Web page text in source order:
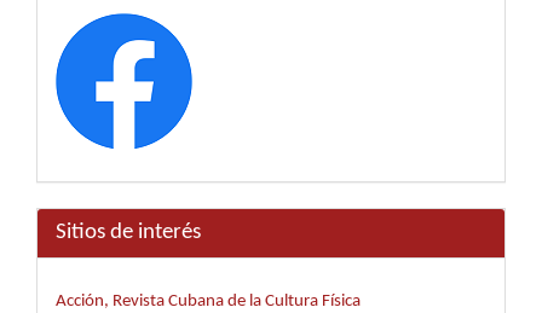
Sitios de interés
Acción, Revista Cubana de la Cultura Física